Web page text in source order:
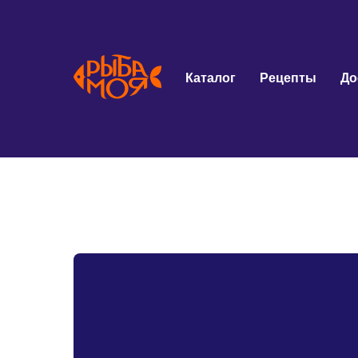
Каталог Рецепты